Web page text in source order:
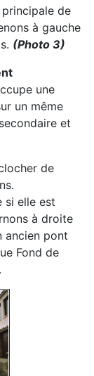
de
à gauche
(Photo 3)
une
un même
et
de
si elle est
à droite
ancien pont
Fond de